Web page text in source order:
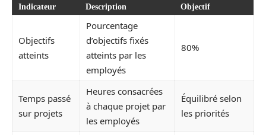
Indicateur Description Objectif
Objectifs
atteints
Pourcentage
d’objectifs fixés
atteints par les
employés
80%
Temps passé
sur projets
Heures consacrées
à chaque projet par
les employés
Équilibré selon
les priorités